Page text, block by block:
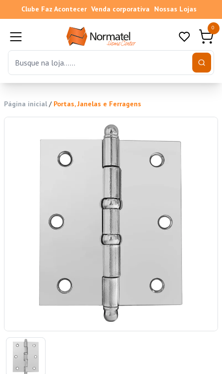
Clube Faz Acontecer Venda corporativa Nossas Lojas
0
Página inicial / Portas, Janelas e Ferragens